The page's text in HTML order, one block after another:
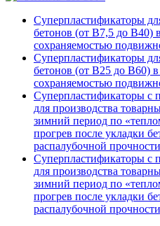
Суперпластификаторы
бетонов (от В7,5 до В40)
сохраняемостью
Суперпластификаторы
бетонов (от В25 до В60)
сохраняемостью
Суперпластификаторы с
для производства
зимний период по
прогрев после укладки
распалубочной
Суперпластификаторы с
для производства
зимний период по
прогрев после укладки
распалубочной